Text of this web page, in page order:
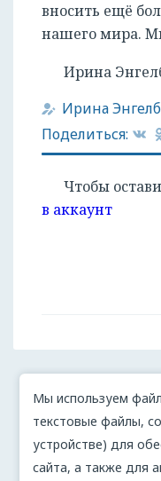
вносить ещё
нашего мира.
Ирина
Ирина
Поделиться:
Чтобы
в аккаунт
Мы используем
текстовые файлы,
устройстве) для
сайта, а также для